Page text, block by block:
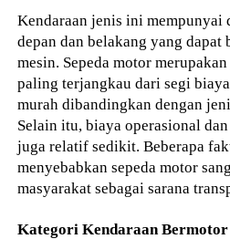
Kendaraan jenis ini mempunyai
depan dan belakang yang dapat
mesin. Sepeda motor
paling terjangkau dari segi
murah dibandingkan dengan
Selain itu, biaya operasional
juga relatif sedikit. Beberapa
menyebabkan sepeda motor
masyarakat sebagai sarana
Kategori Kendaraan Bermotor